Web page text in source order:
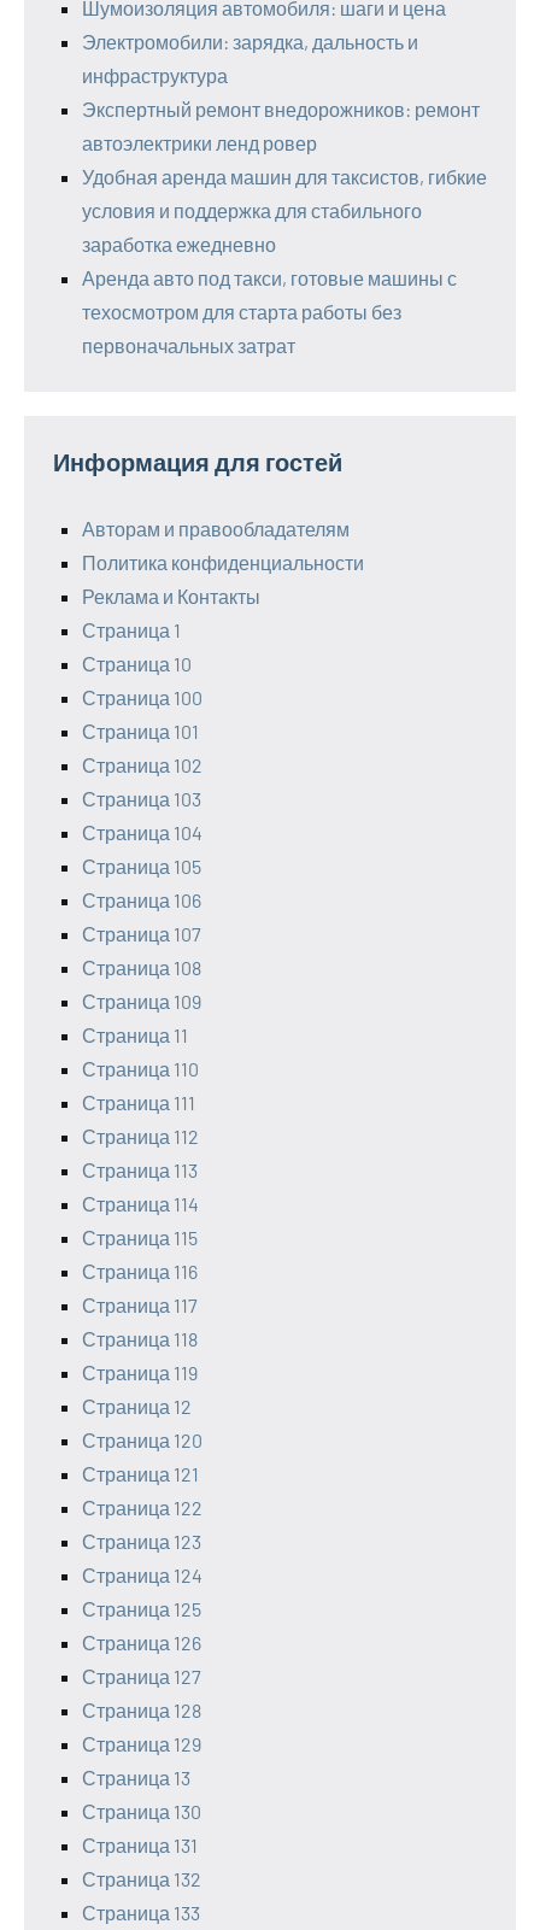
Шумоизоляция автомобиля: шаги и цена
Электромобили: зарядка, дальность и
инфраструктура
Экспертный ремонт внедорожников: ремонт
автоэлектрики ленд ровер
Удобная аренда машин для таксистов, гибкие
условия и поддержка для стабильного
заработка ежедневно
Аренда авто под такси, готовые машины с
техосмотром для старта работы без
первоначальных затрат
Информация для гостей
Авторам и правообладателям
Политика конфиденциальности
Реклама и Контакты
Страница 1
Страница 10
Страница 100
Страница 101
Страница 102
Страница 103
Страница 104
Страница 105
Страница 106
Страница 107
Страница 108
Страница 109
Страница 11
Страница 110
Страница 111
Страница 112
Страница 113
Страница 114
Страница 115
Страница 116
Страница 117
Страница 118
Страница 119
Страница 12
Страница 120
Страница 121
Страница 122
Страница 123
Страница 124
Страница 125
Страница 126
Страница 127
Страница 128
Страница 129
Страница 13
Страница 130
Страница 131
Страница 132
Страница 133